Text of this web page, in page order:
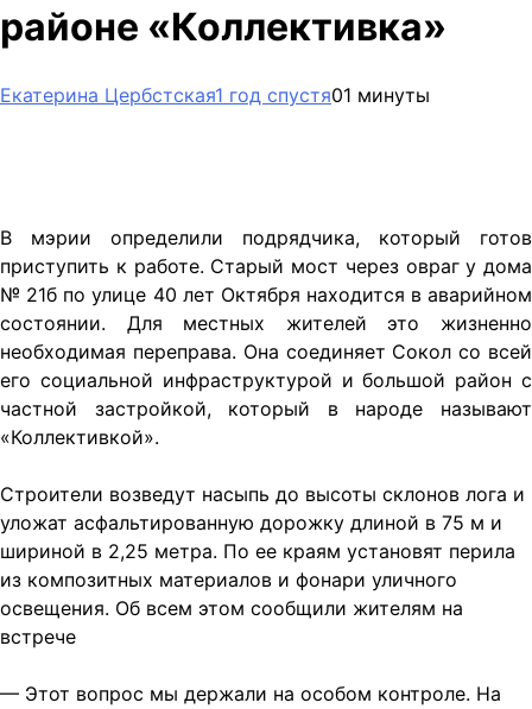
районе «Коллективка»
Екатерина Цербстская1 год спустя01 минуты
В мэрии определили подрядчика, который готов
приступить к работе. Старый мост через овраг у дома
№ 21б по улице 40 лет Октября находится в аварийном
состоянии. Для местных жителей это жизненно
необходимая переправа. Она соединяет Сокол со всей
его социальной инфраструктурой и большой район с
частной застройкой, который в народе называют
«Коллективкой».
Строители возведут насыпь до высоты склонов лога и
уложат асфальтированную дорожку длиной в 75 м и
шириной в 2,25 метра. По ее краям установят перила
из композитных материалов и фонари уличного
освещения. Об всем этом сообщили жителям на
встрече
— Этот вопрос мы держали на особом контроле. На